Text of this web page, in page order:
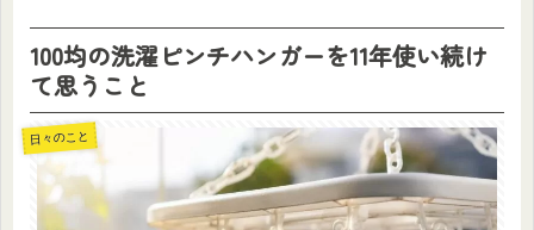
100均の洗濯ピンチハンガーを11年使い続け
て思うこと
日々のこと